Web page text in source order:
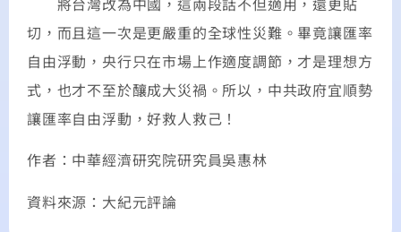
切，而且這一次是更嚴重的全球性災難。畢竟讓匯率
自由浮動，央行只在市場上作適度調節，才是理想方
式，也才不至於釀成大災禍。所以，中共政府宜順勢
讓匯率自由浮動，好救人救己！
作者：中華經濟研究院研究員吳惠林
資料來源：大紀元評論